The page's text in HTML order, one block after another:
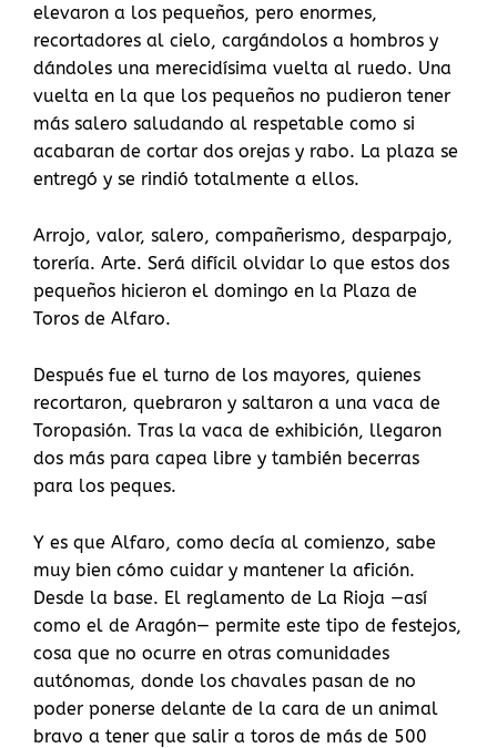
elevaron a los pequeños, pero enormes,
recortadores al cielo, cargándolos a hombros y
dándoles una merecidísima vuelta al ruedo. Una
vuelta en la que los pequeños no pudieron tener
más salero saludando al respetable como si
acabaran de cortar dos orejas y rabo. La plaza se
entregó y se rindió totalmente a ellos.
Arrojo, valor, salero, compañerismo, desparpajo,
torería. Arte. Será difícil olvidar lo que estos dos
pequeños hicieron el domingo en la Plaza de
Toros de Alfaro.
Después fue el turno de los mayores, quienes
recortaron, quebraron y saltaron a una vaca de
Toropasión. Tras la vaca de exhibición, llegaron
dos más para capea libre y también becerras
para los peques.
Y es que Alfaro, como decía al comienzo, sabe
muy bien cómo cuidar y mantener la afición.
Desde la base. El reglamento de La Rioja —así
como el de Aragón— permite este tipo de festejos,
cosa que no ocurre en otras comunidades
autónomas, donde los chavales pasan de no
poder ponerse delante de la cara de un animal
bravo a tener que salir a toros de más de 500